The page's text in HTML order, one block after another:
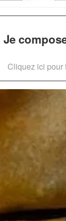
Je
Cliquez ici pour